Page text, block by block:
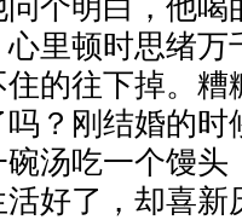
个明白，他喝
里顿时思绪万
的往下掉。糟
？刚结婚的时
汤吃一个馒头
好了，却喜新